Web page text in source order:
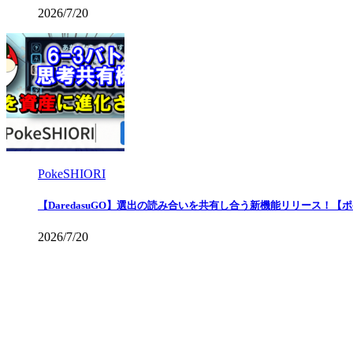
2026/7/20
PokeSHIORI
【DaredasuGO】選出の読み合いを共有し合う新機能リリース！【ポ
2026/7/20